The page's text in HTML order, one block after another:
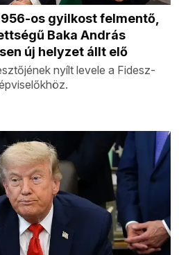
os gyilkost felmentő,
Baka András
új helyzet állt elő
nyílt levele a Fidesz-